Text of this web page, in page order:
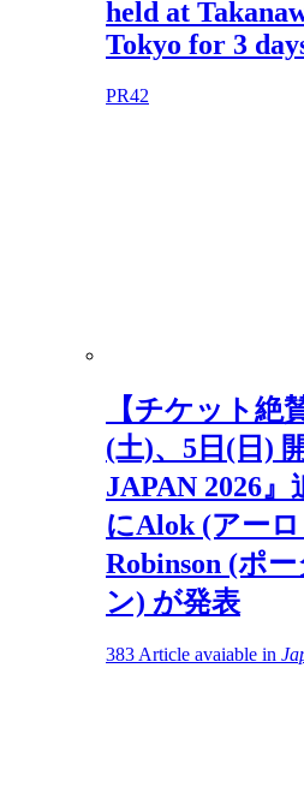
held at
Tokyo for 3
PR42
【チケット絶
(土)、5日(日)
JAPAN 2026
にAlok (アー
Robinson (ポ
ン) が発表
383Article avaiable in